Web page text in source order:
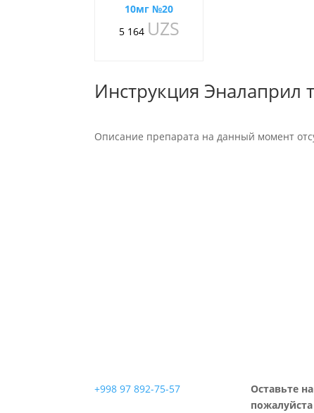
10мг №20
5 164 UZS
Инструкция Эналаприл
Описание препарата на данный момент
+998 97 892-75-57
Оставьте
пожалуйста